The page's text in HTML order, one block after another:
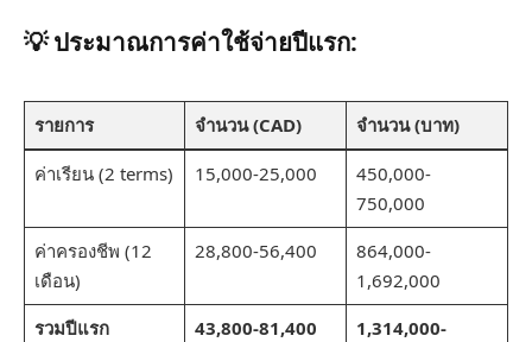
💡ประมาณการค่าใช้จ่ายปีแรก:
รายการ จำนวน (CAD) จำนวน (บาท)
ค่าเรียน (2 terms) 15,000-25,000
450,000-
750,000
ค่าครองชีพ (12
เดือน)
28,800-56,400
864,000-
1,692,000
รวมปีแรก
43,800-81,400
1,314,000-